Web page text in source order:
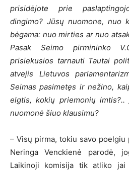
prisidėjote prie
dingimo? Jūsų nuomone, nuo
bėgama: nuo mirties ar nuo
Pasak Seimo pirmininko
prisiekusios tarnauti Tautai
atvejis Lietuvos
Seimas pasimetęs ir nežino,
elgtis, kokių priemonių
nuomonė šiuo klausimu?
– Visų pirma, tokiu savo
Neringa Venckienė parodė,
Laikinoji komisija tik atliko